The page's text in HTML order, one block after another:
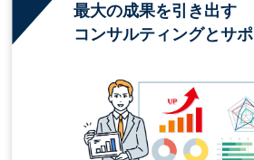
最大の成果を引き出す
コンサルティングとサ